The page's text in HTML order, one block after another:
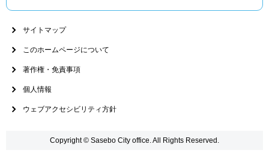
サイトマップ
このホームページについて
著作権・免責事項
個人情報
ウェブアクセシビリティ方針
Copyright © Sasebo City office. All Rights Reserved.